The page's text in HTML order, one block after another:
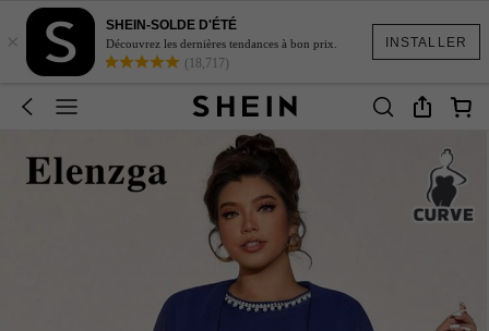
INSTALLER
×
SHEIN-SOLDE D'ÉTÉ
Découvrez les dernières tendances à bon prix.
(18,717)